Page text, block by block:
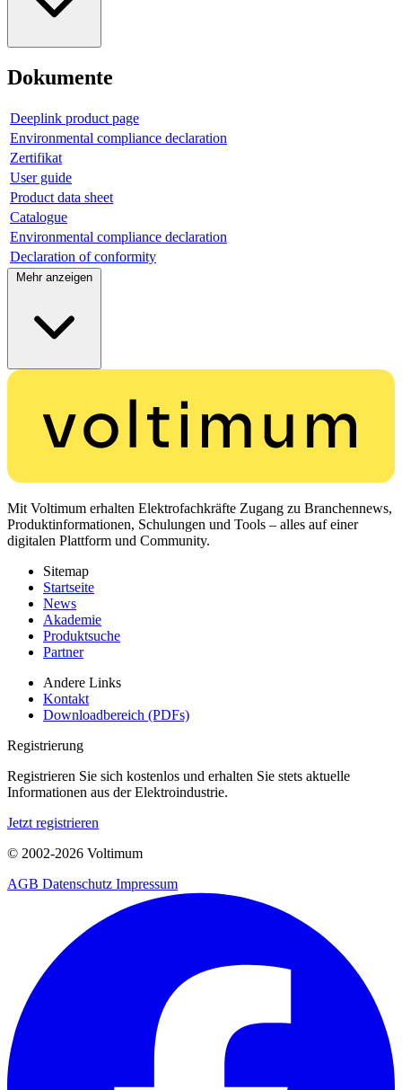
Dokumente
Deeplink product page
Environmental compliance declaration
Zertifikat
User guide
Product data sheet
Catalogue
Environmental compliance declaration
Declaration of conformity
Mehr anzeigen
Mit Voltimum erhalten Elektrofachkräfte Zugang zu Branchennews,
Produktinformationen, Schulungen und Tools – alles auf einer
digitalen Plattform und Community.
Sitemap
Startseite
News
Akademie
Produktsuche
Partner
Andere Links
Kontakt
Downloadbereich (PDFs)
Registrierung
Registrieren Sie sich kostenlos und erhalten Sie stets aktuelle
Informationen aus der Elektroindustrie.
Jetzt registrieren
© 2002-2026 Voltimum
AGB Datenschutz Impressum